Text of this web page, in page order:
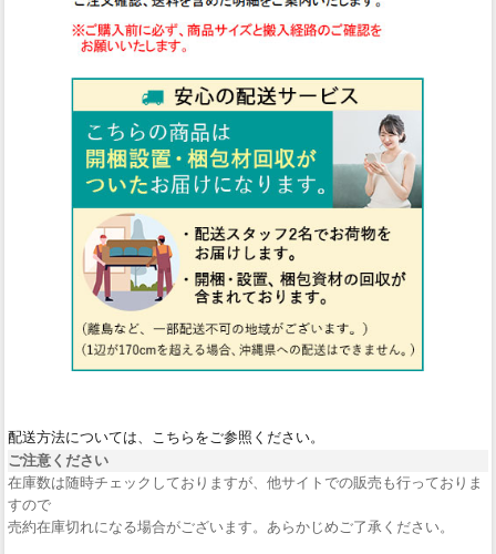
配送方法については、こちらをご参照ください。
ご注意ください
在庫数は随時チェックしておりますが、他サイトでの販売も行っておりま
すので
売約在庫切れになる場合がございます。あらかじめご了承ください。